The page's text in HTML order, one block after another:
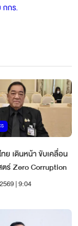
กกร.
ย เดินหน้า ขับเคลื่อน
ร์ Zero Corruption
| 9:04